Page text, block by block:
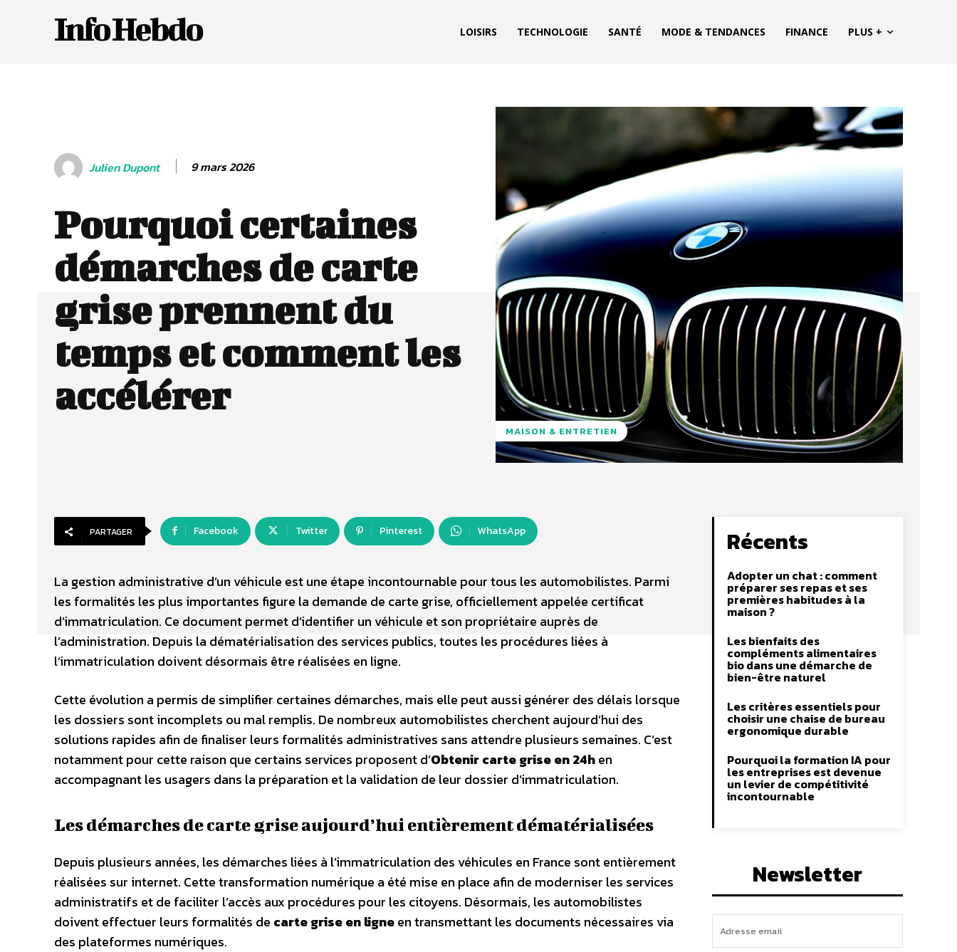
Info Hebdo LOISIRS TECHNOLOGIE SANTÉ MODE & TENDANCES FINANCE PLUS +
Julien Dupont 9 mars 2026
Pourquoi certaines
démarches de carte
grise prennent du
temps et comment les
accélérer
MAISON & ENTRETIEN
PARTAGER Facebook Twitter Pinterest WhatsApp
La gestion administrative d’un véhicule est une étape incontournable pour tous les automobilistes. Parmi
les formalités les plus importantes figure la demande de carte grise, officiellement appelée certificat
d’immatriculation. Ce document permet d’identifier un véhicule et son propriétaire auprès de
l’administration. Depuis la dématérialisation des services publics, toutes les procédures liées à
l’immatriculation doivent désormais être réalisées en ligne.
Cette évolution a permis de simplifier certaines démarches, mais elle peut aussi générer des délais lorsque
les dossiers sont incomplets ou mal remplis. De nombreux automobilistes cherchent aujourd’hui des
solutions rapides afin de finaliser leurs formalités administratives sans attendre plusieurs semaines. C’est
notamment pour cette raison que certains services proposent d’Obtenir carte grise en 24hen
accompagnant les usagers dans la préparation et la validation de leur dossier d’immatriculation.
Les démarches de carte grise aujourd’hui entièrement dématérialisées
Depuis plusieurs années, les démarches liées à l’immatriculation des véhicules en France sont entièrement
réalisées sur internet. Cette transformation numérique a été mise en place afin de moderniser les services
administratifs et de faciliter l’accès aux procédures pour les citoyens. Désormais, les automobilistes
doivent effectuer leurs formalités de carte grise en ligneen transmettant les documents nécessaires via
des plateformes numériques.
Récents
Adopter un chat : comment
préparer ses repas et ses
premières habitudes à la
maison ?
Les bienfaits des
compléments alimentaires
bio dans une démarche de
bien-être naturel
Les critères essentiels pour
choisir une chaise de bureau
ergonomique durable
Pourquoi la formation IA pour
les entreprises est devenue
un levier de compétitivité
incontournable
Newsletter